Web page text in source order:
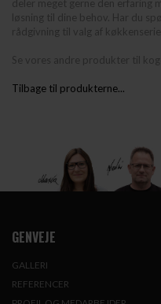
deler meget gerne den erfaring
løsning til dine behov. Har du
rådgivning til valg af køkkenserie?
Se vores andre produkter til
Tilbage til produkterne...
GENVEJE
GALLERI
REFERENCER